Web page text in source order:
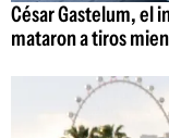
César Gastelum, el
mataron a tiros